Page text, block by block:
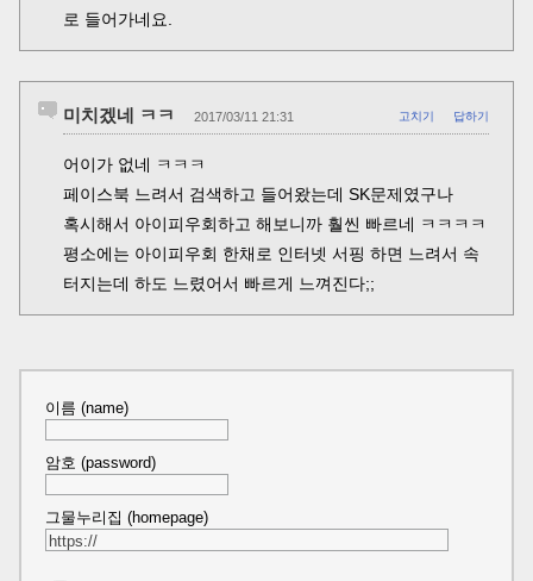
로 들어가네요.
미치겠네 ㅋㅋ 2017/03/11 21:31 고치기 답하기
어이가 없네 ㅋㅋㅋ
페이스북 느려서 검색하고 들어왔는데 SK문제였구나
혹시해서 아이피우회하고 해보니까 훨씬 빠르네 ㅋㅋㅋㅋ
평소에는 아이피우회 한채로 인터넷 서핑 하면 느려서 속
터지는데 하도 느렸어서 빠르게 느껴진다;;
이름 (name)
암호 (password)
그물누리집 (homepage)